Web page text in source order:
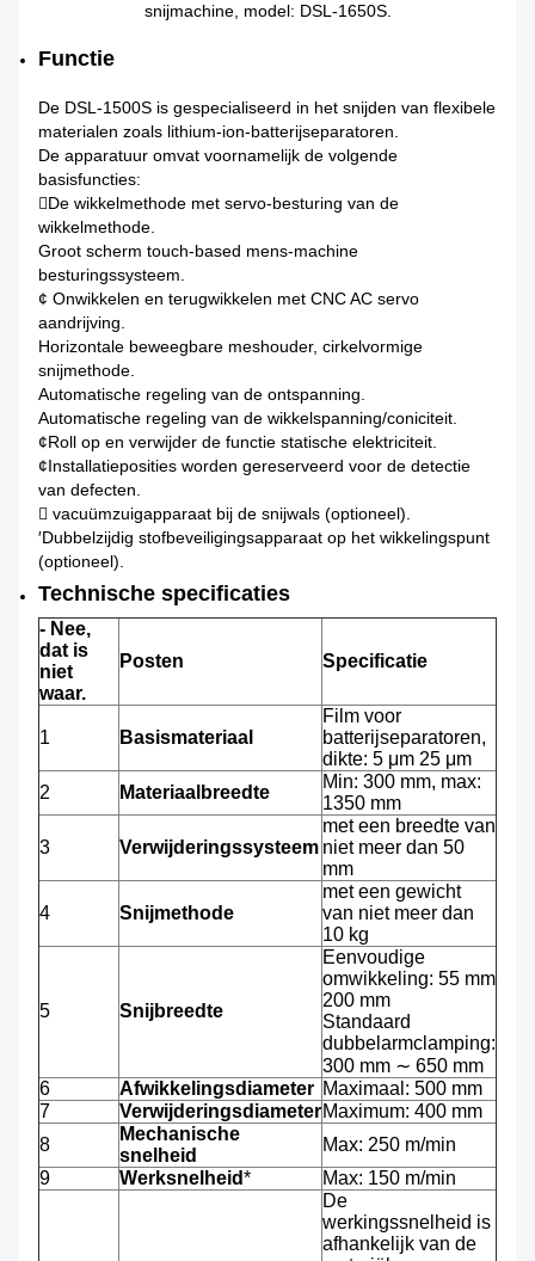
snijmachine, model: DSL-1650S.
Functie
De DSL-1500S is gespecialiseerd in het snijden van flexibele
materialen zoals lithium-ion-batterijseparatoren.
De apparatuur omvat voornamelijk de volgende
basisfuncties:
De wikkelmethode met servo-besturing van de
wikkelmethode.
Groot scherm touch-based mens-machine
besturingssysteem.
¢ Onwikkelen en terugwikkelen met CNC AC servo
aandrijving.
Horizontale beweegbare meshouder, cirkelvormige
snijmethode.
Automatische regeling van de ontspanning.
Automatische regeling van de wikkelspanning/coniciteit.
¢Roll op en verwijder de functie statische elektriciteit.
¢Installatieposities worden gereserveerd voor de detectie
van defecten.
 vacuümzuigapparaat bij de snijwals (optioneel).
′Dubbelzijdig stofbeveiligingsapparaat op het wikkelingspunt
(optioneel).
Technische specificaties
- Nee,
dat is
niet
waar.
Posten Specificatie
1 Basismateriaal
Film voor
batterijseparatoren,
dikte: 5 μm 25 μm
2
Materiaalbreedte
Min: 300 mm, max:
1350 mm
3 Verwijderingssysteem
met een breedte van
niet meer dan 50
mm
4 Snijmethode
met een gewicht
van niet meer dan
10 kg
5 Snijbreedte
Eenvoudige
omwikkeling: 55 mm
200 mm
Standaard
dubbelarmclamping:
300 mm ∼ 650 mm
6
Afwikkelingsdiameter Maximaal: 500 mm
7
VerwijderingsdiameterMaximum: 400 mm
8
Mechanische
snelheid
Max: 250 m/min
9
Werksnelheid*
Max: 150 m/min
De
werkingssnelheid is
afhankelijk van de